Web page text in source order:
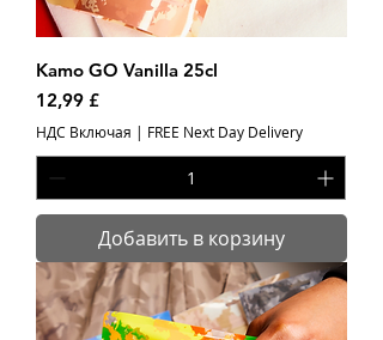
Kamo GO Vanilla 25cl
Цена
12,99 £
НДС Включая | FREE Next Day Delivery
Добавить в корзину